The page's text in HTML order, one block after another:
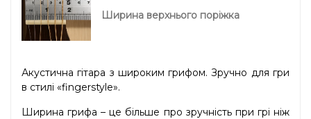
Ширина верхнього поріжка
Акустична гітара з широким грифом. Зручно для гри
в стилі «fingerstyle».
Ширина грифа – це більше про зручність при грі ніж